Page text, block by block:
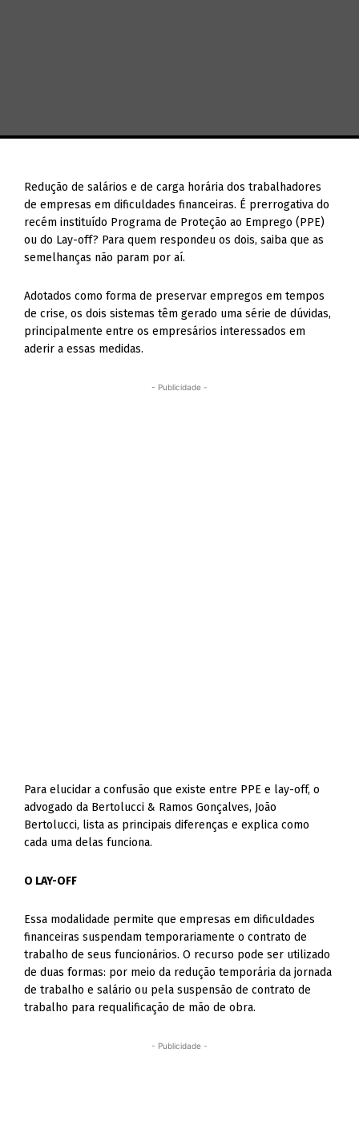
Redução de salários e de carga horária dos trabalhadores
de empresas em dificuldades financeiras. É prerrogativa do
recém instituído Programa de Proteção ao Emprego (PPE)
ou do Lay-off? Para quem respondeu os dois, saiba que as
semelhanças não param por aí.
Adotados como forma de preservar empregos em tempos
de crise, os dois sistemas têm gerado uma série de dúvidas,
principalmente entre os empresários interessados em
aderir a essas medidas.
- Publicidade -
Para elucidar a confusão que existe entre PPE e lay-off, o
advogado da Bertolucci & Ramos Gonçalves, João
Bertolucci, lista as principais diferenças e explica como
cada uma delas funciona.
O LAY-OFF
Essa modalidade permite que empresas em dificuldades
financeiras suspendam temporariamente o contrato de
trabalho de seus funcionários. O recurso pode ser utilizado
de duas formas: por meio da redução temporária da jornada
de trabalho e salário ou pela suspensão de contrato de
trabalho para requalificação de mão de obra.
- Publicidade -